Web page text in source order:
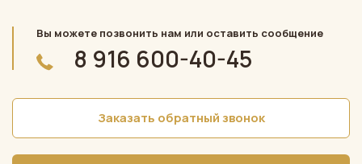
Вы можете позвонить нам или оставить сообщение
8 916 600-40-45
Заказать обратный звонок